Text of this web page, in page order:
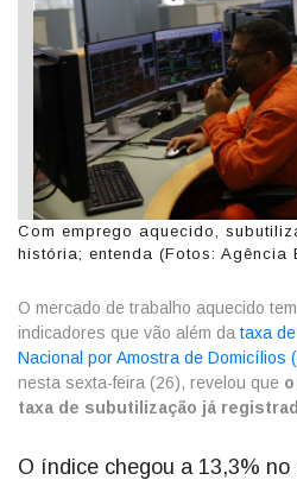
Com emprego aquecido,
história; entenda (Fotos: Agência
O mercado de trabalho aquecido
indicadores que vão além da taxa
Nacional por Amostra de Domicílios
nesta sexta-feira (26), revelou que
taxa de subutilização já
O índice chegou a 13,3%